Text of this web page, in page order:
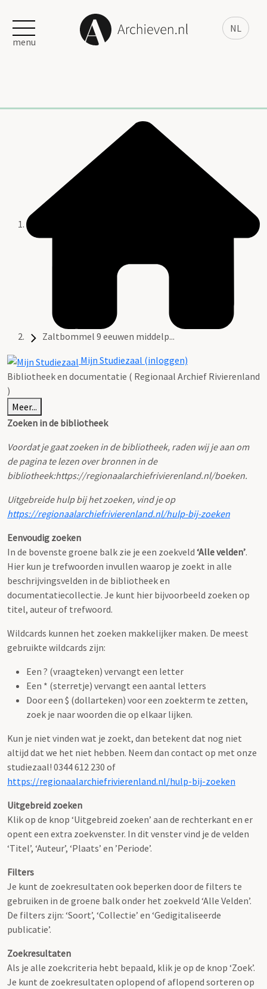
NL
menu
Zaltbommel 9 eeuwen middelp...
Mijn Studiezaal (inloggen)
Bibliotheek en documentatie ( Regionaal Archief Rivierenland
)
Meer...
Zoeken in de bibliotheek
Voordat je gaat zoeken in de bibliotheek, raden wij je aan om
de pagina te lezen over bronnen in de
bibliotheek:https://regionaalarchiefrivierenland.nl/boeken.
Uitgebreide hulp bij het zoeken, vind je op
https://regionaalarchiefrivierenland.nl/hulp-bij-zoeken
Eenvoudig zoeken
In de bovenste groene balk zie je een zoekveld ‘Alle velden’.
Hier kun je trefwoorden invullen waarop je zoekt in alle
beschrijvingsvelden in de bibliotheek en
documentatiecollectie. Je kunt hier bijvoorbeeld zoeken op
titel, auteur of trefwoord.
Wildcards kunnen het zoeken makkelijker maken. De meest
gebruikte wildcards zijn:
Een ? (vraagteken) vervangt een letter
Een * (sterretje) vervangt een aantal letters
Door een $ (dollarteken) voor een zoekterm te zetten,
zoek je naar woorden die op elkaar lijken.
Kun je niet vinden wat je zoekt, dan betekent dat nog niet
altijd dat we het niet hebben. Neem dan contact op met onze
studiezaal! 0344 612 230 of
https://regionaalarchiefrivierenland.nl/hulp-bij-zoeken
Uitgebreid zoeken
Klik op de knop ‘Uitgebreid zoeken’ aan de rechterkant en er
opent een extra zoekvenster. In dit venster vind je de velden
‘Titel’, ‘Auteur’, ‘Plaats’ en ’Periode’.
Filters
Je kunt de zoekresultaten ook beperken door de filters te
gebruiken in de groene balk onder het zoekveld ‘Alle Velden’.
De filters zijn: ‘Soort’, ‘Collectie’ en ‘Gedigitaliseerde
publicatie’.
Zoekresultaten
Als je alle zoekcriteria hebt bepaald, klik je op de knop ‘Zoek’.
Je kunt de zoekresultaten oplopend of aflopend sorteren op